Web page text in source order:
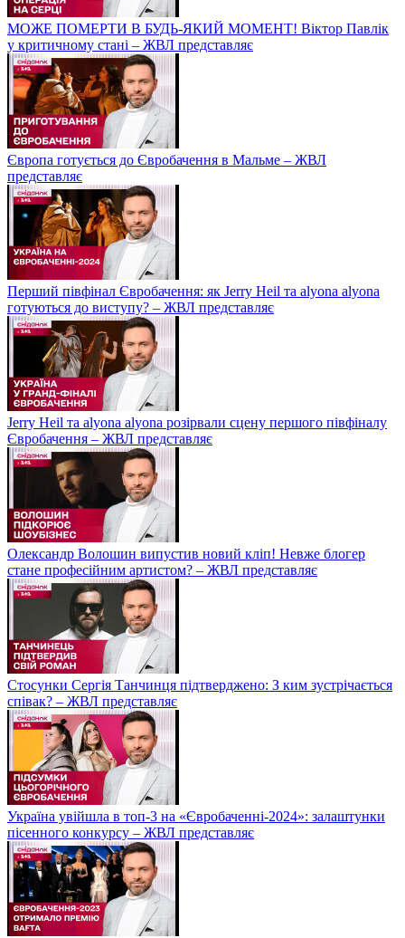
МОЖЕ ПОМЕРТИ В БУДЬ-ЯКИЙ МОМЕНТ! Віктор Павлік
у критичному стані – ЖВЛ представляє
Європа готується до Євробачення в Мальме – ЖВЛ
представляє
Перший півфінал Євробачення: як Jerry Heil та alyona alyona
готуються до виступу? – ЖВЛ представляє
Jerry Heil та аlyona аlyona розірвали сцену першого півфіналу
Євробачення – ЖВЛ представляє
Олександр Волошин випустив новий кліп! Невже блогер
стане професійним артистом? – ЖВЛ представляє
Стосунки Сергія Танчинця підтверджено: З ким зустрічається
співак? – ЖВЛ представляє
Україна увійшла в топ-3 на «Євробаченні-2024»: залаштунки
пісенного конкурсу – ЖВЛ представляє